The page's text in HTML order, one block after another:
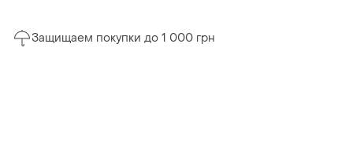
Защищаем покупки до 1 000 грн